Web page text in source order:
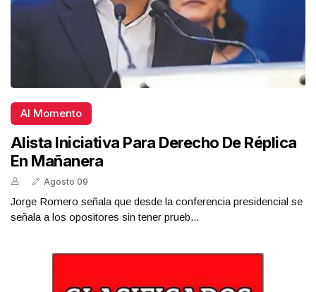
Al Momento
Alista Iniciativa Para Derecho De Réplica
En Mañanera
Agosto 09
Jorge Romero señala que desde la conferencia presidencial se
señala a los opositores sin tener prueb...